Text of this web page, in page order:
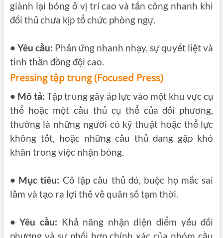
giành lại bóng ở vị trí cao và tấn công nhanh khi
đối thủ chưa kịp tổ chức phòng ngự.
• Yêu cầu: Phản ứng nhanh nhạy, sự quyết liệt và
tinh thần đồng đội cao.
Pressing tập trung (Focused Press)
• Mô tả: Tập trung gây áp lực vào một khu vực cụ
thể hoặc một cầu thủ cụ thể của đối phương,
thường là những người có kỹ thuật hoặc thể lực
không tốt, hoặc những cầu thủ đang gặp khó
khăn trong việc nhận bóng.
• Mục tiêu: Cô lập cầu thủ đó, buộc họ mắc sai
lầm và tạo ra lợi thế về quân số tạm thời.
• Yêu cầu: Khả năng nhận diện điểm yếu đối